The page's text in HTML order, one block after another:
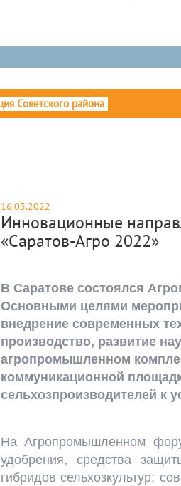
Советского района
16.03.2022
Инновационные
«Саратов-Агро 2022»
В Саратове состоялся
Основными целями
внедрение современных
производство, развитие
агропромышленном
коммуникационной
сельхозпроизводителей к
На Агропромышленном
удобрения, средства
гибридов сельхозкультур;